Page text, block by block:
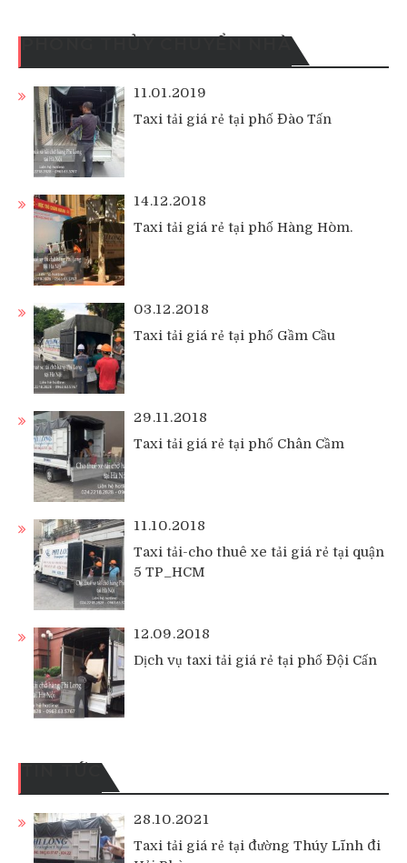
PHONG THỦY CHUYỂN NHÀ
11.01.2019
Taxi tải giá rẻ tại phố Đào Tấn
14.12.2018
Taxi tải giá rẻ tại phố Hàng Hòm.
03.12.2018
Taxi tải giá rẻ tại phố Gầm Cầu
29.11.2018
Taxi tải giá rẻ tại phố Chân Cầm
11.10.2018
Taxi tải-cho thuê xe tải giá rẻ tại quận
5 TP_HCM
12.09.2018
Dịch vụ taxi tải giá rẻ tại phố Đội Cấn
TIN TỨC
28.10.2021
Taxi tải giá rẻ tại đường Thúy Lĩnh đi